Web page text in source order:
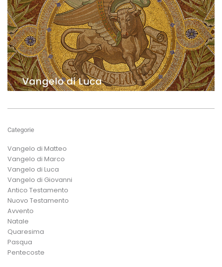
Categorie
Vangelo di Matteo
Vangelo di Marco
Vangelo di Luca
Vangelo di Giovanni
Antico Testamento
Nuovo Testamento
Avvento
Natale
Quaresima
Pasqua
Pentecoste